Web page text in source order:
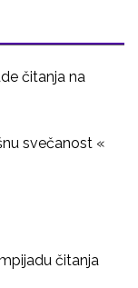
čitanja na
svečanost «
čitanja